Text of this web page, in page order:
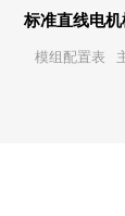
标准直线电
模组配置表